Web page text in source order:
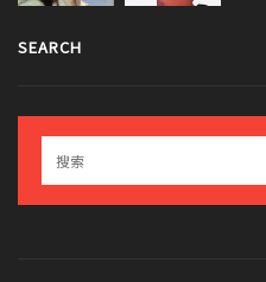
SEARCH